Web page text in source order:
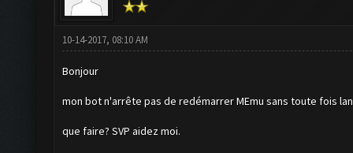
10-14-2017, 08:10 AM
Bonjour
mon bot n'arrête pas de redémarrer MEmu sans toute fois
que faire? SVP aidez moi.